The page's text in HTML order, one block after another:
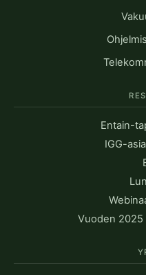
Entain-
IGG-
Vuoden